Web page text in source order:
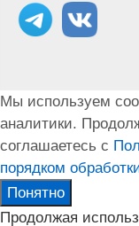
Мы используем
аналитики.
соглашаетесь с
порядком
Понятно
Продолжая